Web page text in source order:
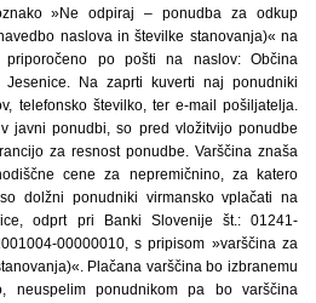
»Ne odpiraj – ponudba za odkup
naslova in številke stanovanja)« na
po pošti na naslov: Občina
Na zaprti kuverti naj ponudniki
telefonsko številko, ter e-mail pošiljatelja.
javni ponudbi, so pred vložitvijo ponudbe
za resnost ponudbe. Varščina znaša
cene za nepremičnino, za katero
dolžni ponudniki virmansko vplačati na
odprt pri Banki Slovenije št.: 01241-
00000010, s pripisom »varščina za
Plačana varščina bo izbranemu
neuspelim ponudnikom pa bo varščina